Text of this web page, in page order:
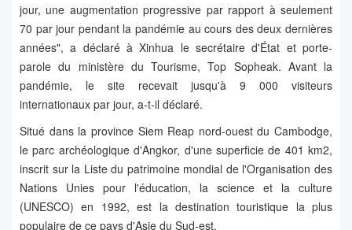
jour, une augmentation progressive par rapport à seulement
70 par jour pendant la pandémie au cours des deux dernières
années", a déclaré à Xinhua le secrétaire d'État et porte-
parole du ministère du Tourisme, Top Sopheak. Avant la
pandémie, le site recevait jusqu'à 9 000 visiteurs
internationaux par jour, a-t-il déclaré.
Situé dans la province Siem Reap nord-ouest du Cambodge,
le parc archéologique d'Angkor, d'une superficie de 401 km2,
inscrit sur la Liste du patrimoine mondial de l'Organisation des
Nations Unies pour l'éducation, la science et la culture
(UNESCO) en 1992, est la destination touristique la plus
populaire de ce pays d'Asie du Sud-est.